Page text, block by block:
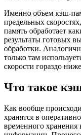
Именно объем кэш-
предельных
память обработает
результаты готовых
обработки.
только там
скорости гораздо
Что такое
Как вообще
хранятся в
временного хранения